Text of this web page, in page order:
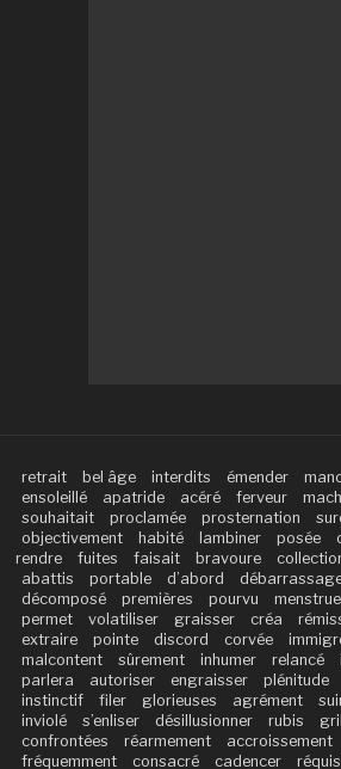
retrait bel âge interdits émender
ensoleillé
apatride acéré ferveur
souhaitait
proclamée prosternation
objectivement
habité lambiner posée
rendre
fuites faisait bravoure
abattis
portable d’abord
décomposé
premières pourvu
permet
volatiliser graisser créa
extraire
pointe discord corvée
malcontent
sûrement inhumer relancé
parlera
autoriser engraisser plénitude
instinctif
filer glorieuses agrément
inviolé
s’enliser désillusionner rubis
confrontées
réarmement accroissement
fréquemment
consacré cadencer